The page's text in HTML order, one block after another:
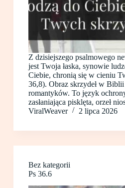
Z dzisiejszego psalmowego
jest Twoja łaska, synowie
Ciebie, chronią się w cieniu
36,8). Obraz skrzydeł w
romantyków. To język
zasłaniająca pisklęta, orzeł
ViralWeaver
2 lipca 2026
Bez kategorii
Ps 36.6